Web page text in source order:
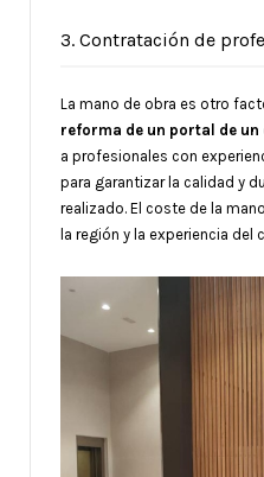
3. Contratación de
La mano de obra es otro
reforma de un portal de un
a profesionales con
para garantizar la calidad y
realizado. El coste de la
la región y la experiencia del